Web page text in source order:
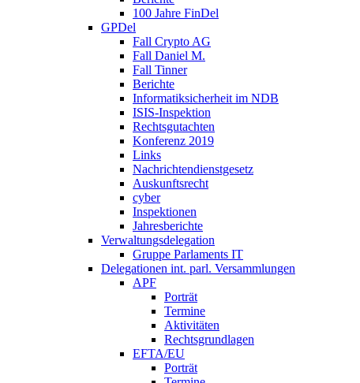
100 Jahre FinDel
GPDel
Fall Crypto AG
Fall Daniel M.
Fall Tinner
Berichte
Informatiksicherheit ­im NDB
ISIS-Inspektion
Rechtsgutachten
Konferenz 2019
Links
Nachrichtendienstgesetz
Auskunftsrecht
cyber
Inspektionen
Jahresberichte
Verwaltungsdelegation
Gruppe Parlaments IT
Delegationen int. parl. Versammlungen
APF
Porträt
Termine
Aktivitäten
Rechtsgrundlagen
EFTA/EU
Porträt